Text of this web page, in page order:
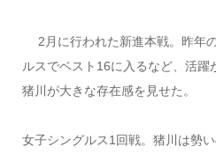
2月に行われた新進本戦。昨年
ルスでベスト16に入るなど、活
猪川が大きな存在感を見せた。
女子シングルス1回戦。猪川は勢